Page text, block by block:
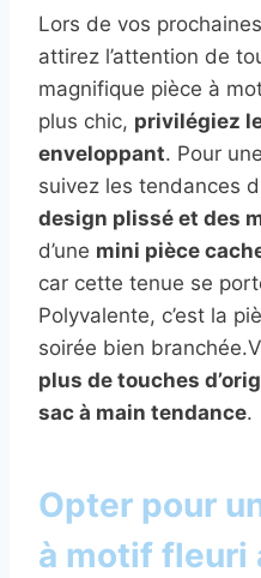
Lors de vos
attirez l’attention de
magnifique pièce à
plus chic, privilégiez
enveloppant. Pour
suivez les tendances
design plissé et des
d’une mini pièce
car cette tenue se
Polyvalente, c’est la
soirée bien
plus de touches
sac à main tendance.
Opter pour
à motif fleuri